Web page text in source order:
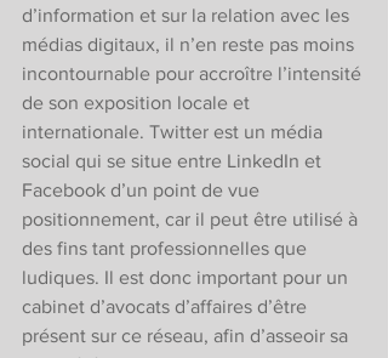
d’information et sur la relation avec les
médias digitaux, il n’en reste pas moins
incontournable pour accroître l’intensité
de son exposition locale et
internationale. Twitter est un média
social qui se situe entre LinkedIn et
Facebook d’un point de vue
positionnement, car il peut être utilisé à
des fins tant professionnelles que
ludiques. Il est donc important pour un
cabinet d’avocats d’affaires d’être
présent sur ce réseau, afin d’asseoir sa